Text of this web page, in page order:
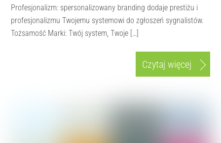
Profesjonalizm: spersonalizowany branding dodaje prestiżu i
profesjonalizmu Twojemu systemowi do zgłoszeń sygnalistów.
Tożsamość Marki: Twój system, Twoje […]
Czytaj więcej